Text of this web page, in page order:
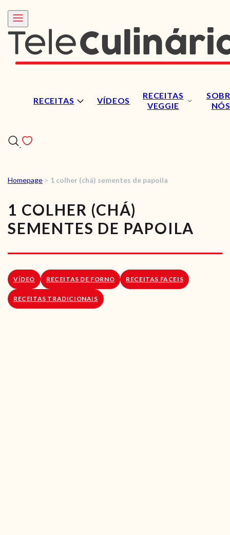
RECEITAS VÍDEOS
RECEITAS
VEGGIE
NÓS
RECEITAS
VÍDEOS
RECEITAS VEGGIE
LOJA ONLINE
Homepage > 1 colher (chá) sementes de papoila
1 COLHER (CHÁ)
SEMENTES DE PAPOILA
VÍDEO RECEITAS DE FORNO RECEITAS FACEIS
RECEITAS TRADICIONAIS